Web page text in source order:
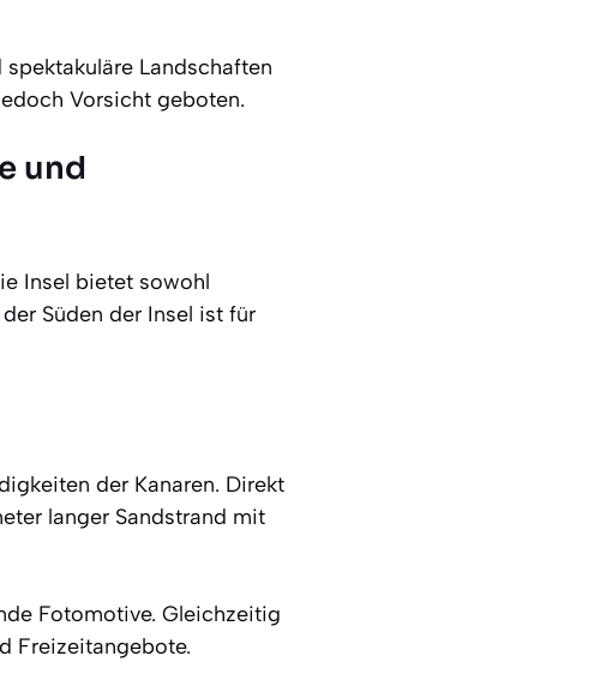
Landschaften
Vorsicht geboten.
und
Insel bietet sowohl
Süden der Insel ist für
der Kanaren. Direkt
langer Sandstrand mit
Fotomotive. Gleichzeitig
Freizeitangebote.